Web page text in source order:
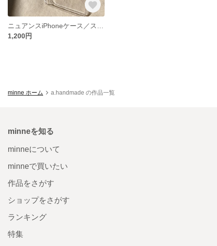
1,200円
minne ホーム a.handmade の作品一覧
minneを知る
minneについて
minneで買いたい
作品をさがす
ショップをさがす
ランキング
特集